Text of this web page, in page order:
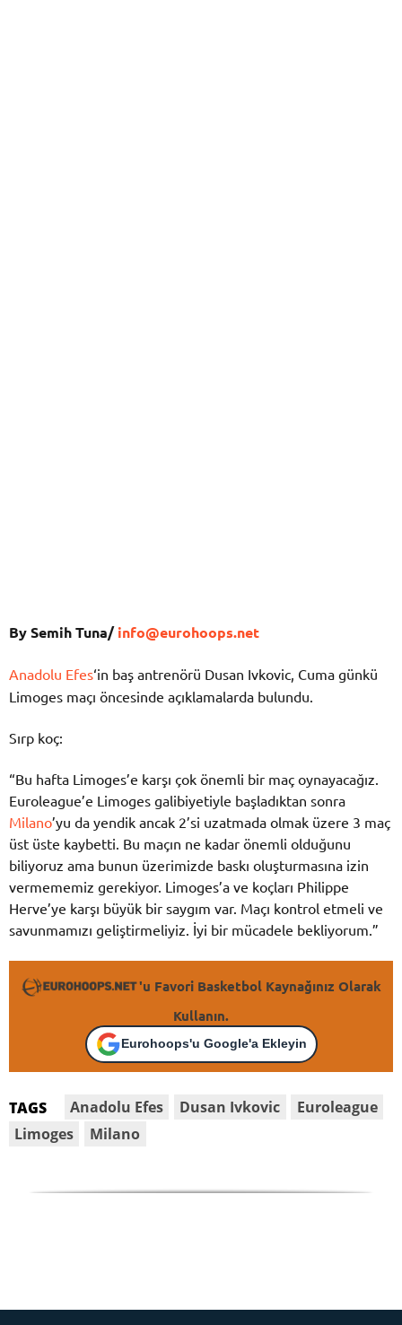
By Semih Tuna/info@eurohoops.net
Anadolu Efes‘in baş antrenörü Dusan Ivkovic, Cuma günkü
Limoges maçı öncesinde açıklamalarda bulundu.
Sırp koç:
“Bu hafta Limoges’e karşı çok önemli bir maç oynayacağız.
Euroleague’e Limoges galibiyetiyle başladıktan sonra
Milano’yu da yendik ancak 2’si uzatmada olmak üzere 3 maç
üst üste kaybetti. Bu maçın ne kadar önemli olduğunu
biliyoruz ama bunun üzerimizde baskı oluşturmasına izin
vermememiz gerekiyor. Limoges’a ve koçları Philippe
Herve’ye karşı büyük bir saygım var. Maçı kontrol etmeli ve
savunmamızı geliştirmeliyiz. İyi bir mücadele bekliyorum.”
'u Favori Basketbol Kaynağınız Olarak
Kullanın.
Eurohoops'u Google'a Ekleyin
TAGS Anadolu Efes Dusan Ivkovic
Euroleague
Limoges
Milano